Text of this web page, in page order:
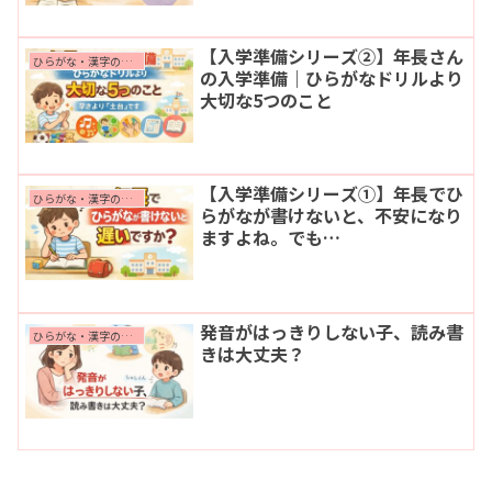
ひらがな・漢字の読み書きの困りごと
【入学準備シリーズ②】年長さん
の入学準備｜ひらがなドリルより
大切な5つのこと
ひらがな・漢字の読み書きの困りごと
【入学準備シリーズ①】年長でひ
らがなが書けないと、不安になり
ますよね。でも…
ひらがな・漢字の読み書きの困りごと
発音がはっきりしない子、読み書
きは大丈夫？